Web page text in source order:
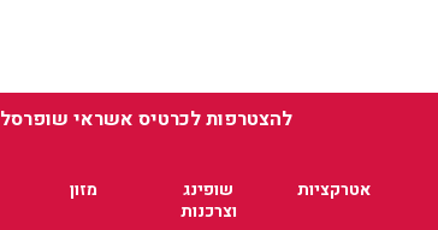
להצטרפות לכרטיס אשראי שופרסל
אטרקציות
שופינג
וצרכנות
מזון